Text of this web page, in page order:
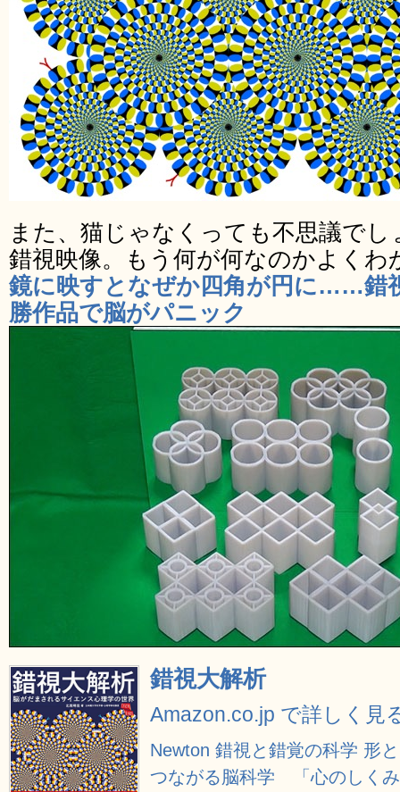
また、猫じゃなくっても不思議で
錯視映像。もう何が何なのかよくわ
鏡に映すとなぜか四角が円に……錯
勝作品で脳がパニック
錯視大解析
Amazon.co.jp で詳しく見
Newton 錯視と錯覚の科学 形
つながる脳科学 「心のしく